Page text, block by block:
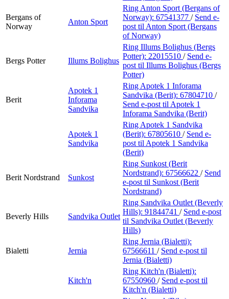
Bergans of
Norway
Anton Sport
Ring Anton Sport (Bergans of
Norway): 67541377 / Send e-
post til Anton Sport (Bergans
of Norway)
Bergs Potter Illums Bolighus
Ring Illums Bolighus (Bergs
Potter): 22015510 / Send e-
post til Illums Bolighus (Bergs
Potter)
Berit
Apotek 1
Inforama
Sandvika
Ring Apotek 1 Inforama
Sandvika (Berit): 67804710 /
Send e-post til Apotek 1
Inforama Sandvika (Berit)
Apotek 1
Sandvika
Ring Apotek 1 Sandvika
(Berit): 67805610 / Send e-
post til Apotek 1 Sandvika
(Berit)
Berit Nordstrand Sunkost
Ring Sunkost (Berit
Nordstrand): 67566622 / Send
e-post til Sunkost (Berit
Nordstrand)
Beverly Hills Sandvika Outlet
Ring Sandvika Outlet (Beverly
Hills): 91844741 / Send e-post
til Sandvika Outlet (Beverly
Hills)
Bialetti Jernia
Ring Jernia (Bialetti):
67566611 / Send e-post til
Jernia (Bialetti)
Kitch'n
Ring Kitch'n (Bialetti):
67550960 / Send e-post til
Kitch'n (Bialetti)